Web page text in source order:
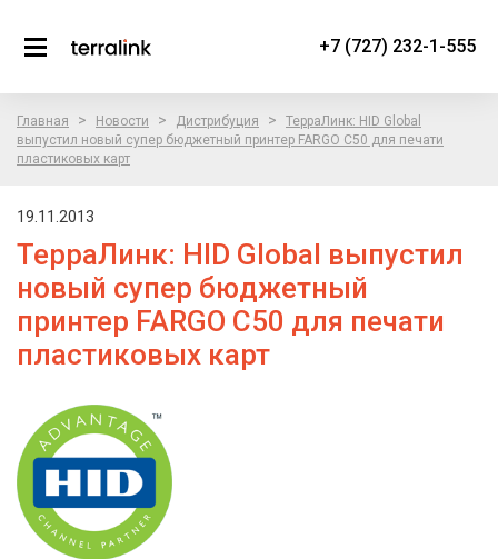
+7 (727) 232-1-555
Главная > Новости > Дистрибуция >
ТерраЛинк: HID Global
выпустил новый супер бюджетный принтер FARGO C50 для печати
пластиковых карт
19.11.2013
ТерраЛинк: HID Global выпустил
новый супер бюджетный
принтер FARGO C50 для печати
пластиковых карт